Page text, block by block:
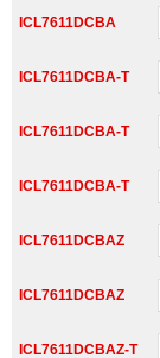
ICL7611DCBA
ICL7611DCBA-T
ICL7611DCBA-T
ICL7611DCBA-T
ICL7611DCBAZ
ICL7611DCBAZ
ICL7611DCBAZ-T